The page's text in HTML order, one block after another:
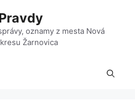
oznamy z mesta Nová
Žarnovica